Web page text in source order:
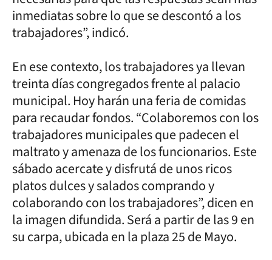
inmediatas sobre lo que se descontó a los
trabajadores”, indicó.
En ese contexto, los trabajadores ya llevan
treinta días congregados frente al palacio
municipal. Hoy harán una feria de comidas
para recaudar fondos. “Colaboremos con los
trabajadores municipales que padecen el
maltrato y amenaza de los funcionarios. Este
sábado acercate y disfrutá de unos ricos
platos dulces y salados comprando y
colaborando con los trabajadores”, dicen en
la imagen difundida. Será a partir de las 9 en
su carpa, ubicada en la plaza 25 de Mayo.